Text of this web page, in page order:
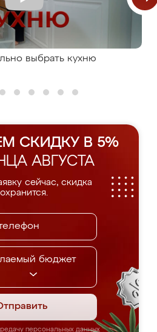
выбрать кухню
СКИДКУ В 5%
АВГУСТА
сейчас, скидка
бюджет
персональных данных